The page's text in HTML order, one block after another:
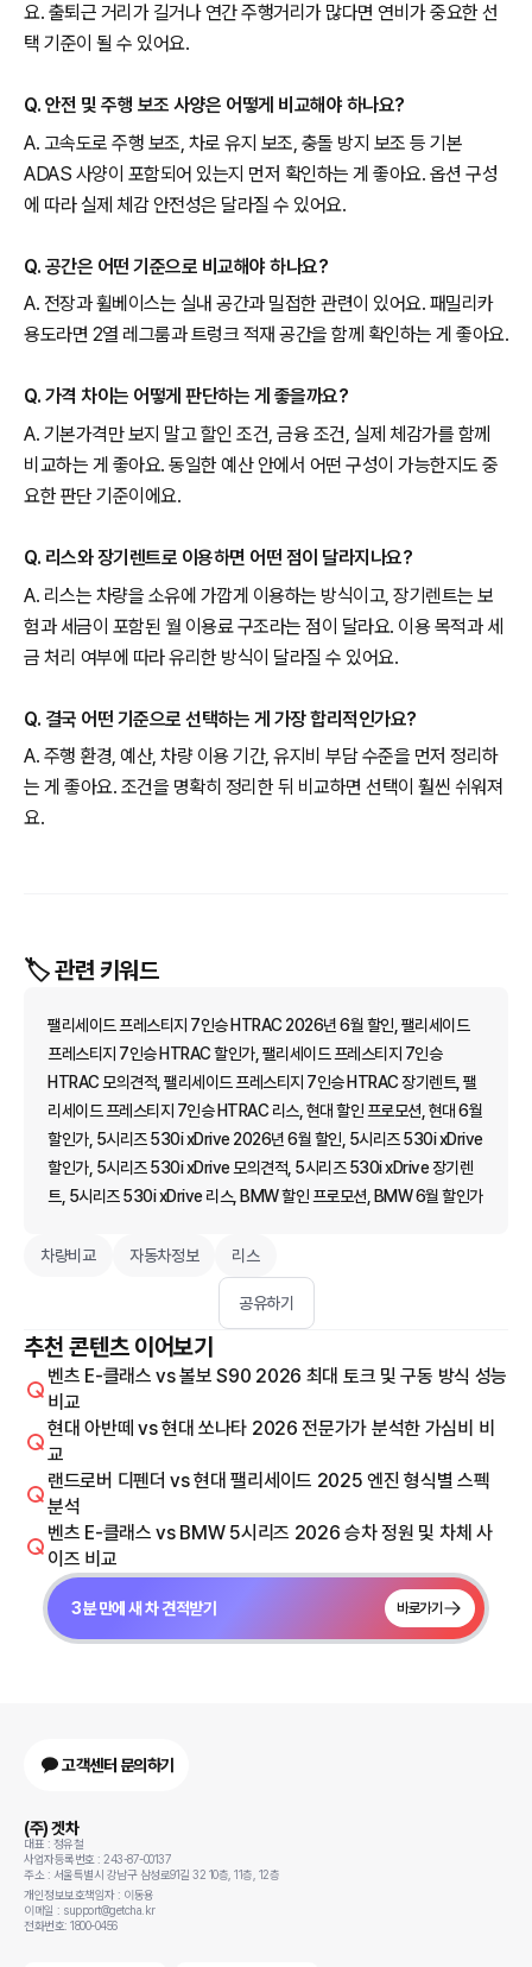
요. 출퇴근 거리가 길거나 연간 주행거리가 많다면 연비가 중요한 선
택 기준이 될 수 있어요.
Q. 안전 및 주행 보조 사양은 어떻게 비교해야 하나요?
A. 고속도로 주행 보조, 차로 유지 보조, 충돌 방지 보조 등 기본
ADAS 사양이 포함되어 있는지 먼저 확인하는 게 좋아요. 옵션 구성
에 따라 실제 체감 안전성은 달라질 수 있어요.
Q. 공간은 어떤 기준으로 비교해야 하나요?
A. 전장과 휠베이스는 실내 공간과 밀접한 관련이 있어요. 패밀리카
용도라면 2열 레그룸과 트렁크 적재 공간을 함께 확인하는 게 좋아요.
Q. 가격 차이는 어떻게 판단하는 게 좋을까요?
A. 기본가격만 보지 말고 할인 조건, 금융 조건, 실제 체감가를 함께
비교하는 게 좋아요. 동일한 예산 안에서 어떤 구성이 가능한지도 중
요한 판단 기준이에요.
Q. 리스와 장기렌트로 이용하면 어떤 점이 달라지나요?
A. 리스는 차량을 소유에 가깝게 이용하는 방식이고, 장기렌트는 보
험과 세금이 포함된 월 이용료 구조라는 점이 달라요. 이용 목적과 세
금 처리 여부에 따라 유리한 방식이 달라질 수 있어요.
Q. 결국 어떤 기준으로 선택하는 게 가장 합리적인가요?
A. 주행 환경, 예산, 차량 이용 기간, 유지비 부담 수준을 먼저 정리하
는 게 좋아요. 조건을 명확히 정리한 뒤 비교하면 선택이 훨씬 쉬워져
요.
🏷️ 관련 키워드
팰리세이드 프레스티지 7인승 HTRAC 2026년 6월 할인, 팰리세이드
프레스티지 7인승 HTRAC 할인가, 팰리세이드 프레스티지 7인승
HTRAC 모의견적, 팰리세이드 프레스티지 7인승 HTRAC 장기렌트, 팰
리세이드 프레스티지 7인승 HTRAC 리스, 현대 할인 프로모션, 현대 6월
할인가, 5시리즈 530i xDrive 2026년 6월 할인, 5시리즈 530i xDrive
할인가, 5시리즈 530i xDrive 모의견적, 5시리즈 530i xDrive 장기렌
트, 5시리즈 530i xDrive 리스, BMW 할인 프로모션, BMW 6월 할인가
차량비교 자동차정보 리스
공유하기
추천 콘텐츠 이어보기
벤츠 E-클래스 vs 볼보 S90 2026 최대 토크 및 구동 방식 성능
비교
현대 아반떼 vs 현대 쏘나타 2026 전문가가 분석한 가심비 비
교
랜드로버 디펜더 vs 현대 팰리세이드 2025 엔진 형식별 스펙
분석
벤츠 E-클래스 vs BMW 5시리즈 2026 승차 정원 및 차체 사
이즈 비교
3분 만에 새 차 견적받기 바로가기
고객센터 문의하기
(주) 겟차
대표 : 정유철
사업자등록번호 : 243-87-00137
주소 : 서울특별시 강남구 삼성로91길 32 10층, 11층, 12층
개인정보보호책임자 : 이동용
이메일 : support@getcha.kr
전화번호: 1800-0456